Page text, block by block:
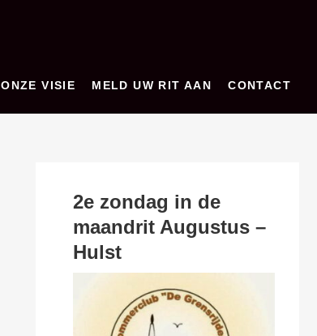
ONZE VISIE MELD UW RIT AAN CONTACT
2e zondag in de
maandrit Augustus –
Hulst